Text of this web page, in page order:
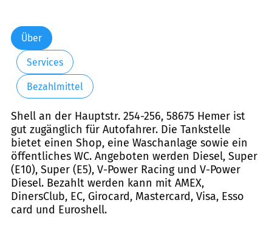
Über
Services
Bezahlmittel
Shell an der Hauptstr. 254-256, 58675 Hemer ist
gut zugänglich für Autofahrer. Die Tankstelle
bietet einen Shop, eine Waschanlage sowie ein
öffentliches WC. Angeboten werden Diesel, Super
(E10), Super (E5), V-Power Racing und V-Power
Diesel. Bezahlt werden kann mit AMEX,
DinersClub, EC, Girocard, Mastercard, Visa, Esso
card und Euroshell.